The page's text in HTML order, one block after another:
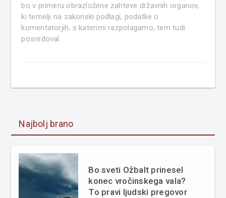
bo v primeru obrazložene zahteve državnih organov,
ki temelji na zakonski podlagi, podatke o
komentatorjih, s katerimi razpolagamo, tem tudi
posredoval.
Najbolj brano
Bo sveti Ožbalt prinesel
konec vročinskega vala?
To pravi ljudski pregovor